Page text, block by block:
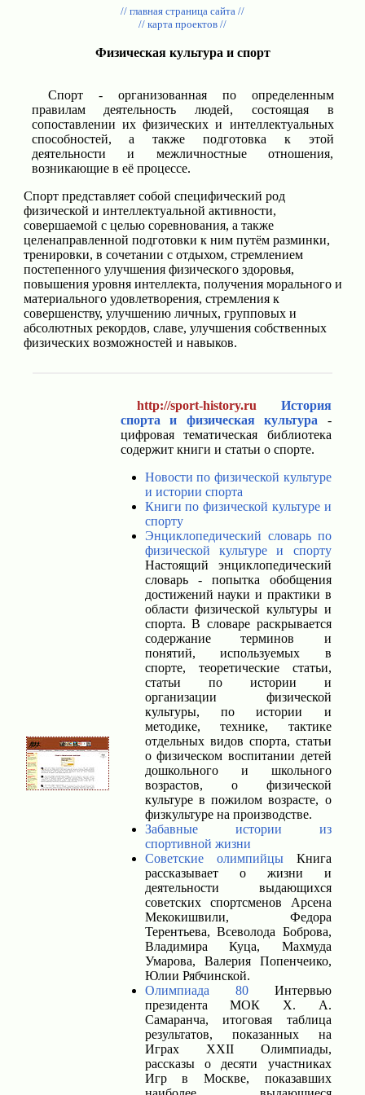
// главная страница сайта //
// карта проектов //
Физическая культура и спорт
Спорт - организованная по определенным
правилам деятельность людей, состоящая в
сопоставлении их физических и интеллектуальных
способностей, а также подготовка к этой
деятельности и межличностные отношения,
возникающие в её процессе.
Спорт представляет собой специфический род
физической и интеллектуальной активности,
совершаемой с целью соревнования, а также
целенаправленной подготовки к ним путём разминки,
тренировки, в сочетании с отдыхом, стремлением
постепенного улучшения физического здоровья,
повышения уровня интеллекта, получения морального и
материального удовлетворения, стремления к
совершенству, улучшению личных, групповых и
абсолютных рекордов, славе, улучшения собственных
физических возможностей и навыков.
http://sport-history.ru
История
спорта и физическая культура -
цифровая тематическая библиотека
содержит книги и статьи о спорте.
Новости по физической культуре
и истории спорта
Книги по физической культуре и
спорту
Энциклопедический словарь по
физической культуре и спорту
Настоящий энциклопедический
словарь - попытка обобщения
достижений науки и практики в
области физической культуры и
спорта. В словаре раскрывается
содержание терминов и
понятий, используемых в
спорте, теоретические статьи,
статьи по истории и
организации физической
культуры, по истории и
методике, технике, тактике
отдельных видов спорта, статьи
о физическом воспитании детей
дошкольного и школьного
возрастов, о физической
культуре в пожилом возрасте, о
физкультуре на производстве.
Забавные истории из
спортивной жизни
Советские олимпийцыКнига
рассказывает о жизни и
деятельности выдающихся
советских спортсменов Арсена
Мекокишвили, Федора
Терентьева, Всеволода Боброва,
Владимира Куца, Махмуда
Умарова, Валерия Попенчеико,
Юлии Рябчинской.
Олимпиада 80Интервью
президента МОК X. А.
Самаранча, итоговая таблица
результатов, показанных на
Играх XXII Олимпиады,
рассказы о десяти участниках
Игр в Москве, показавших